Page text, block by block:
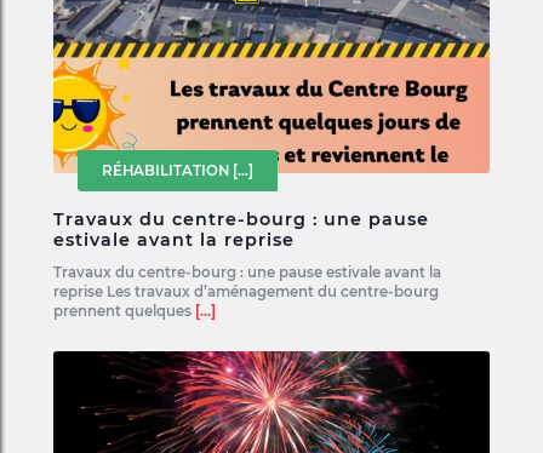
RÉHABILITATION [...]
Travaux du centre-bourg : une pause
estivale avant la reprise
Travaux du centre-bourg : une pause estivale avant la
reprise Les travaux d’aménagement du centre-bourg
prennent quelques [...]